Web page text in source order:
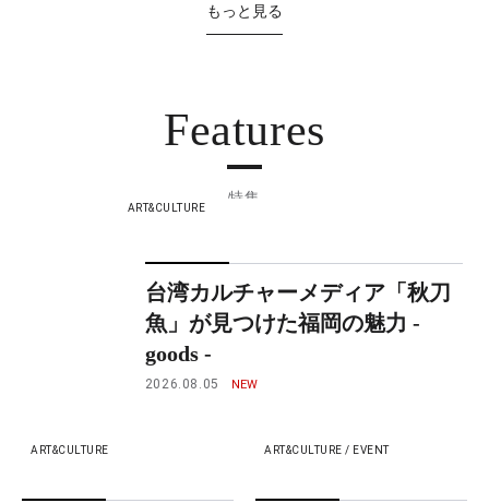
もっと見る
Features
特集
ART&CULTURE
台湾カルチャーメディア「秋刀
魚」が見つけた福岡の魅力 -
goods -
2026.08.05
ART&CULTURE ART&CULTURE / EVENT